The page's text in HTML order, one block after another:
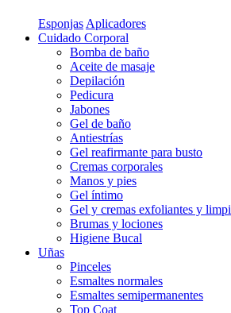
Esponjas Aplicadores
Cuidado Corporal
Bomba de baño
Aceite de masaje
Depilación
Pedicura
Jabones
Gel de baño
Antiestrías
Gel reafirmante para busto
Cremas corporales
Manos y pies
Gel íntimo
Gel y cremas exfoliantes y
Brumas y lociones
Higiene Bucal
Uñas
Pinceles
Esmaltes normales
Esmaltes semipermanentes
Top Coat